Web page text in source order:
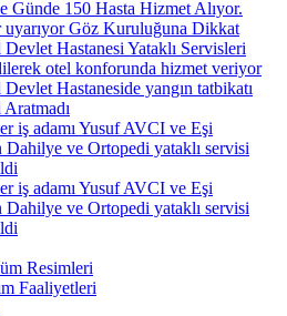
Günde 150 Hasta Hizmet Alıyor.
uyarıyor Göz Kuruluğuna Dikkat
Devlet Hastanesi Yataklı Servisleri
otel konforunda hizmet veriyor
Devlet Hastaneside yangın tatbikatı
iş adamı Yusuf AVCI ve Eşi
Dahilye ve Ortopedi yataklı servisi
iş adamı Yusuf AVCI ve Eşi
Dahilye ve Ortopedi yataklı servisi
Resimleri
Faaliyetleri